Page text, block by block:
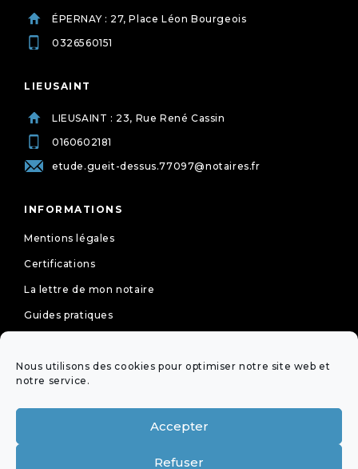
Nous utilisons des cookies pour optimiser notre site web et
notre service.
Accepter
Refuser
ÉPERNAY : 27, Place Léon Bourgeois
0326560151
LIEUSAINT
LIEUSAINT : 23, Rue René Cassin
0160602181
etude.gueit-dessus.77097@notaires.fr
INFORMATIONS
Mentions légales
Certifications
La lettre de mon notaire
Guides pratiques
Politique de cookies (UE)